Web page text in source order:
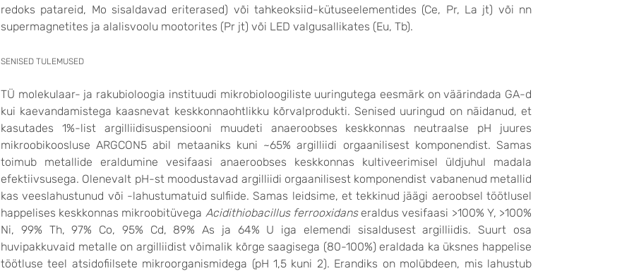
redoks patareid, Mo sisaldavad eriterased) või tahkeoksiid-kütuseelementides (Ce, Pr, La jt) või nn
supermagnetites ja alalisvoolu mootorites (Pr jt) või LED valgusallikates (Eu, Tb).
SENISED TULEMUSED
TÜ molekulaar- ja rakubioloogia instituudi mikrobioloogiliste uuringutega eesmärk onväärindada GA-d
kui kaevandamistega kaasnevat keskkonnaohtlikku kõrvalprodukti. Senised uuringud on näidanud, et
kasutades 1%-list argilliidisuspensiooni muudeti anaeroobses keskkonnas neutraalse pH juures
mikroobikoosluse ARGCON5 abil metaaniks kuni ~65% argilliidi orgaanilisest komponendist. Samas
toimub metallide eraldumine vesifaasi anaeroobses keskkonnas kultiveerimisel üldjuhul madala
efektiivsusega. Olenevalt pH-st moodustavad argilliidi orgaanilisest komponendist vabanenud metallid
kas veeslahustunud või -lahustumatuid sulfiide. Samas leidsime, et tekkinud jäägi aeroobsel töötlusel
happelises keskkonnas mikroobitüvega Acidithiobacillus ferrooxidanseraldus vesifaasi >100% Y, >100%
Ni, 99% Th, 97% Co, 95% Cd, 89% As ja 64% U iga elemendi sisaldusest argilliidis. Suurt osa
huvipakkuvaid metalle on argilliidist võimalik kõrge saagisega (80-100%) eraldada ka üksnes happelise
töötluse teel atsidofiilsete mikroorganismidega (pH 1,5 kuni 2). Erandiks on molübdeen, mis lahustub